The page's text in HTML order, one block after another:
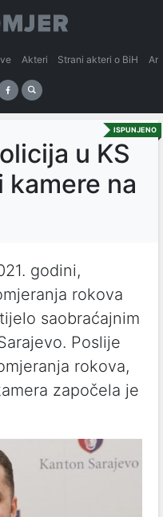
Akteri Strani akteri o BiH
ISPUNJENO
u KS
na
godini,
rokova
saobraćajnim
Poslije
rokova,
započela je